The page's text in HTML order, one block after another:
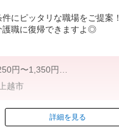
にピッタリな職場をご提案！
護職に復帰できますよ◎
円〜1,350円
・経験者：時給1,250円〜
研修・経験者：時給1,300円〜
祉士：時給1,350円〜
越市
詳細を見る